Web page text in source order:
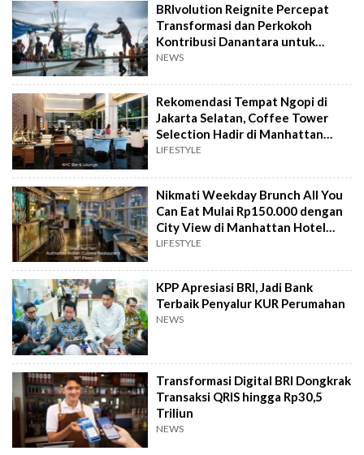
BRIvolution Reignite Percepat
Transformasi dan Perkokoh
Kontribusi Danantara untuk
Ekonomi Nasional
NEWS
Rekomendasi Tempat Ngopi di
Jakarta Selatan, Coffee Tower
Selection Hadir di Manhattan
Hotel Jakarta
LIFESTYLE
Nikmati Weekday Brunch All You
Can Eat Mulai Rp150.000 dengan
City View di Manhattan Hotel
Jakarta
LIFESTYLE
KPP Apresiasi BRI, Jadi Bank
Terbaik Penyalur KUR Perumahan
NEWS
Transformasi Digital BRI Dongkrak
Transaksi QRIS hingga Rp30,5
Triliun
NEWS